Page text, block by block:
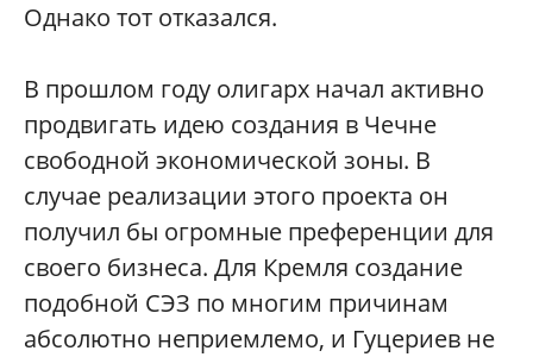
Однако тот отказался.
В прошлом году олигарх начал активно
продвигать идею создания в Чечне
свободной экономической зоны. В
случае реализации этого проекта он
получил бы огромные преференции для
своего бизнеса. Для Кремля создание
подобной СЭЗ по многим причинам
абсолютно неприемлемо, и Гуцериев не